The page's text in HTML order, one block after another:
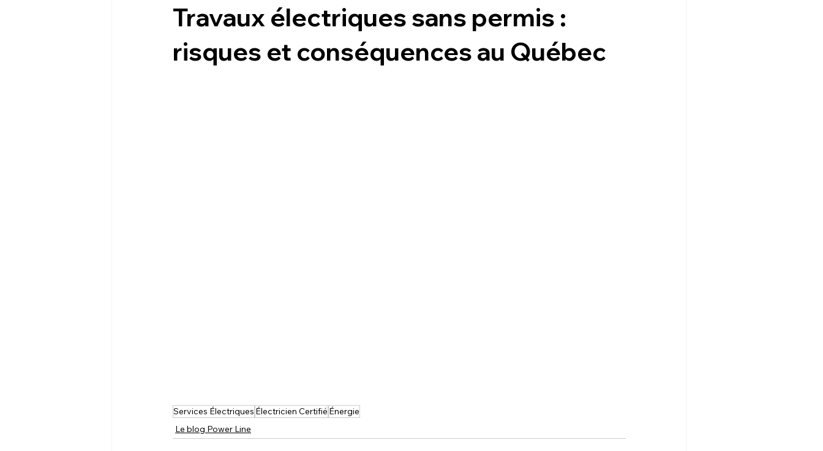
Travaux électriques sans permis :
risques et conséquences au Québec
Services Électriques Électricien Certifié Énergie
Le blog Power Line